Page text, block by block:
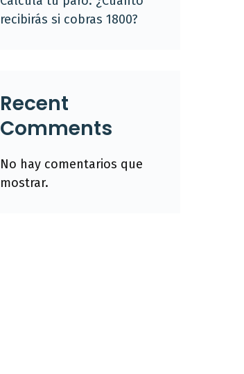
recibirás si cobras 1800?
Recent
Comments
No hay comentarios que
mostrar.